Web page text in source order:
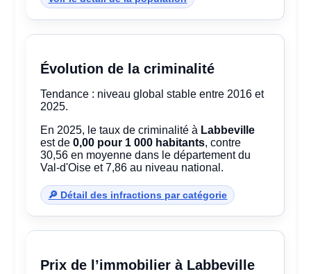
Évolution de la criminalité
Tendance : niveau global stable entre 2016 et
2025.
En 2025, le taux de criminalité à Labbeville
est de0,00 pour 1 000 habitants, contre
30,56 en moyenne dans le département du
Val-d'Oise et 7,86 au niveau national.
🔎 Détail des infractions par catégorie
Prix de l’immobilier à Labbeville